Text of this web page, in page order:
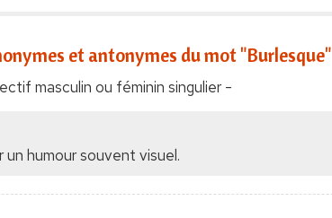
et antonymes du mot "Burlesque"
masculin ou féminin singulier -
humour souvent visuel.